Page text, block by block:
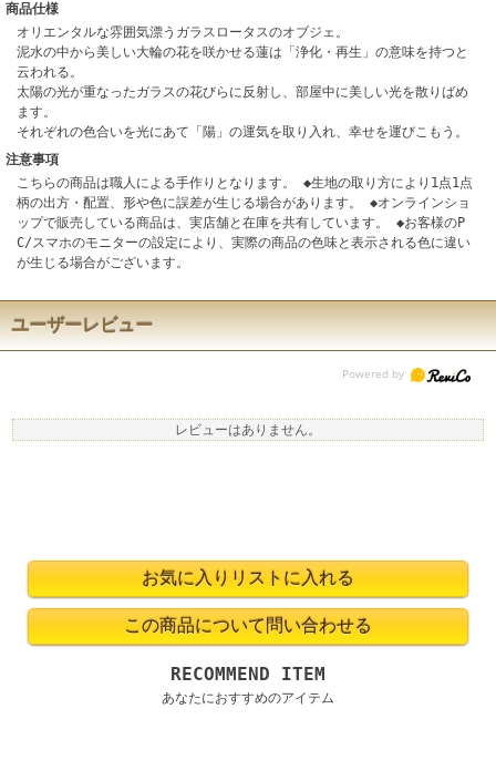
商品仕様
オリエンタルな雰囲気漂うガラスロータスのオブジェ。
泥水の中から美しい大輪の花を咲かせる蓮は「浄化・再生」の意味を持つと
云われる。
太陽の光が重なったガラスの花びらに反射し、部屋中に美しい光を散りばめ
ます。
それぞれの色合いを光にあて「陽」の運気を取り入れ、幸せを運びこもう。
注意事項
こちらの商品は職人による手作りとなります。 ◆生地の取り方により1点1点
柄の出方・配置、形や色に誤差が生じる場合があります。 ◆オンラインショ
ップで販売している商品は、実店舗と在庫を共有しています。 ◆お客様のP
C/スマホのモニターの設定により、実際の商品の色味と表示される色に違い
が生じる場合がございます。
ユーザーレビュー
レビューはありません。
RECOMMEND ITEM
あなたにおすすめのアイテム